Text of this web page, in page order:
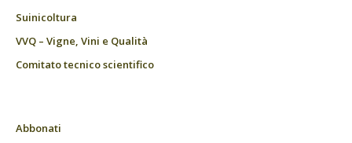
Suinicoltura
VVQ – Vigne, Vini e Qualità
Comitato tecnico scientifico
Abbonati